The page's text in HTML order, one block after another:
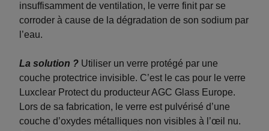
insuffisamment de ventilation, le verre finit par se
corroder à cause de la dégradation de son sodium par
l’eau.
La solution ? Utiliser un verre protégé par une
couche protectrice invisible. C’est le cas pour le verre
Luxclear Protect du producteur AGC Glass Europe.
Lors de sa fabrication, le verre est pulvérisé d’une
couche d’oxydes métalliques non visibles à l’œil nu.